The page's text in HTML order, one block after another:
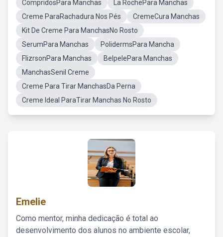
CompridosPara Manchas
La RochePara Manchas
Creme ParaRachadura Nos Pés
CremeCura Manchas
Kit De Creme Para ManchasNo Rosto
SerumPara Manchas
PolidermsPara Mancha
FlizrsonPara Manchas
BelpelePara Manchas
ManchasSenil Creme
Creme Para Tirar ManchasDa Perna
Creme Ideal ParaTirar Manchas No Rosto
Emelie
Como mentor, minha dedicação é total ao
desenvolvimento dos alunos no ambiente escolar,